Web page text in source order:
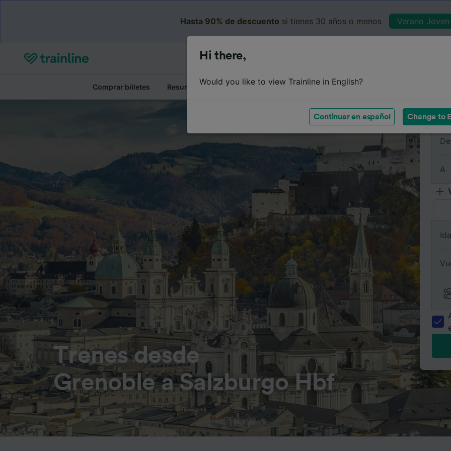
Hasta 90% de descuento si tienes 30 años o menos Verano
Comprar billetes Resumen del viaje Horarios Clases Servicios a bordo
Trenes desde
Grenoble a Salzburgo Hbf
De
A
Ida
Hi there,
Would you like to view Trainline in English?
Continuar en español Change to